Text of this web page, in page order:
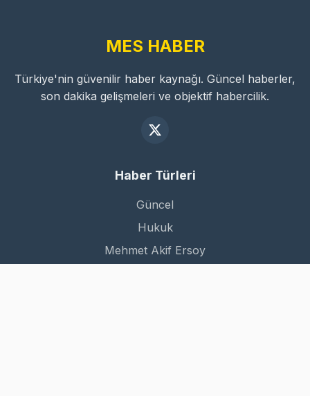
MES HABER
Türkiye'nin güvenilir haber kaynağı. Güncel haberler,
son dakika gelişmeleri ve objektif habercilik.
Haber Türleri
Güncel
Hukuk
Mehmet Akif Ersoy